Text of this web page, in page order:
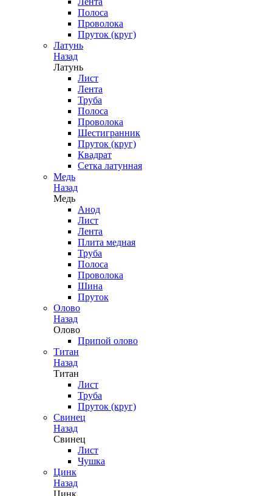
Полоса
Проволока
Пруток (круг)
Латунь
Назад
Латунь
Лист
Лента
Труба
Полоса
Проволока
Шестигранник
Пруток (круг)
Квадрат
Сетка латунная
Медь
Назад
Медь
Анод
Лист
Лента
Плита медная
Труба
Полоса
Проволока
Шина
Пруток
Олово
Назад
Олово
Припой олово
Титан
Назад
Титан
Лист
Труба
Пруток (круг)
Свинец
Назад
Свинец
Лист
Чушка
Цинк
Назад
Цинк